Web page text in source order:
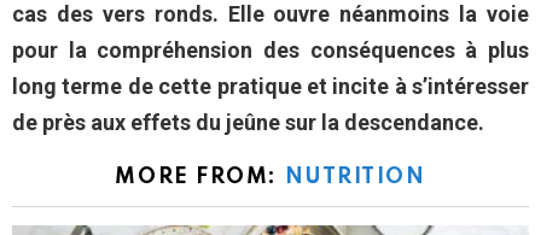
cas des vers ronds. Elle ouvre néanmoins la voie
pour la compréhension des conséquences à plus
long terme de cette pratique et incite à s’intéresser
de près aux effets du jeûne sur la descendance.
MORE FROM: NUTRITION